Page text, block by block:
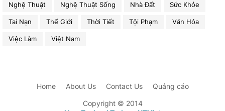
Nghệ Thuật Nghệ Thuật Sống Nhà Đất Sức Khỏe
Tai Nạn Thế Giới Thời Tiết Tội Phạm Văn Hóa
Việc Làm Việt Nam
Copyright © 2014
Home About Us Contact Us Quảng cáo